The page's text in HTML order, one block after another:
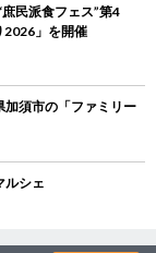
民派食フェス”第4
2026」を開催
須市の「ファミリー
ルシェ